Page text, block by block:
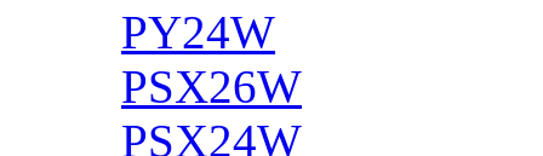
PY24W
PSX26W
PSX24W